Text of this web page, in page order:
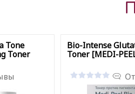
Tone
Toner
Bio-Intense
Toner [MEDI-